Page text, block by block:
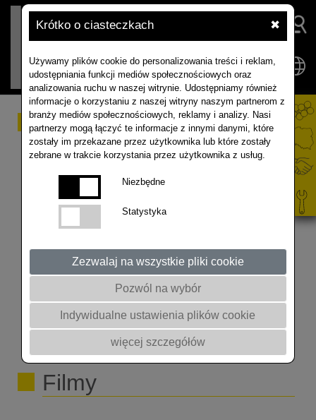
Krótko o ciasteczkach ✖
Używamy plików cookie do personalizowania treści i reklam,
udostępniania funkcji mediów społecznościowych oraz
analizowania ruchu w naszej witrynie. Udostępniamy również
informacje o korzystaniu z naszej witryny naszym partnerom z
branży mediów społecznościowych, reklamy i analizy. Nasi
partnerzy mogą łączyć te informacje z innymi danymi, które
zostały im przekazane przez użytkownika lub które zostały
zebrane w trakcie korzystania przez użytkownika z usług.
Niezbędne
Statystyka
Zezwalaj na wszystkie pliki cookie
Pozwól na wybór
Indywidualne ustawienia plików cookie
więcej szczegółów
Borykasz się z Kiłą
kapusty na swoich
polach?
Koniecznie zapoznaj się z naszą ofertą! #create
Filmy